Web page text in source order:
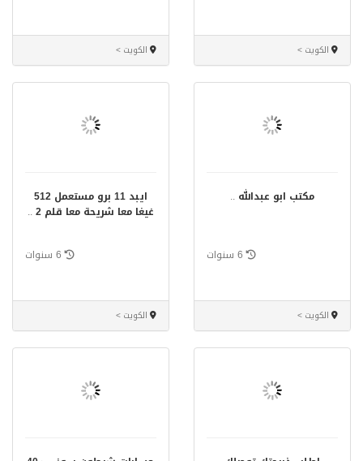
الكويت > الكويت >
مكتب ابو عبدالله ..
6 سنوات
الكويت >
ايبد 11 برو مستعمل 512
غيغا معا شريحة معا قلم 2
..
6 سنوات
الكويت >